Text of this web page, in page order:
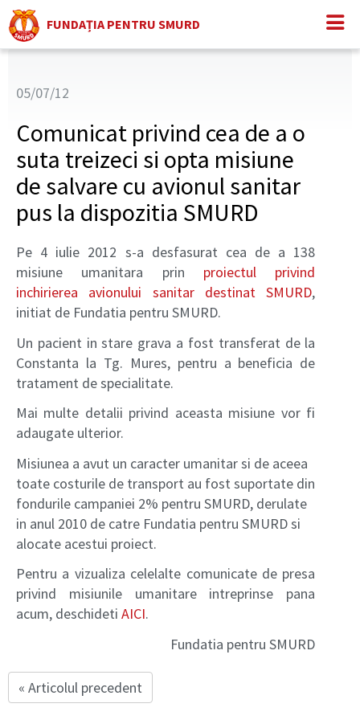
FUNDAȚIA PENTRU SMURD
05/07/12
Comunicat privind cea de a o
suta treizeci si opta misiune
de salvare cu avionul sanitar
pus la dispozitia SMURD
Pe 4 iulie 2012 s-a desfasurat cea de a 138
misiune umanitara prin proiectul privind
inchirierea avionului sanitar destinat SMURD,
initiat de Fundatia pentru SMURD.
Un pacient in stare grava a fost transferat de la
Constanta la Tg. Mures, pentru a beneficia de
tratament de specialitate.
Mai multe detalii privind aceasta misiune vor fi
adaugate ulterior.
Misiunea a avut un caracter umanitar si de aceea
toate costurile de transport au fost suportate din
fondurile campaniei 2% pentru SMURD, derulate
in anul 2010 de catre Fundatia pentru SMURD si
alocate acestui proiect.
Pentru a vizualiza celelalte comunicate de presa
privind misiunile umanitare intreprinse pana
acum, deschideti AICI.
Fundatia pentru SMURD
« Articolul precedent